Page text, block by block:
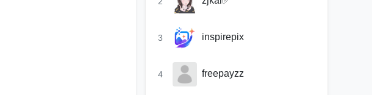
3 inspirepix
4 freepayzz